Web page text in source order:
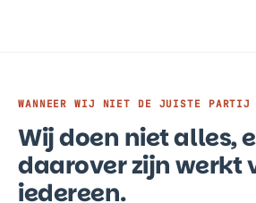
WANNEER WIJ NIET DE JUISTE
Wij doen niet alles,
daarover zijn werkt
iedereen.